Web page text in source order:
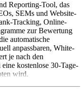
Reporting-Tool, das
SEMs und Website-
Tracking, Online-
zur Bewertung
automatische
anpassbaren, White-
je nach den
kostenlose 30-Tage-
wird.